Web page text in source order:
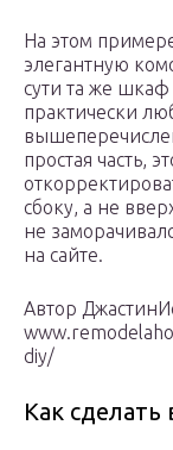
На этом
элегантную
сути та же шкаф
практически
простая часть,
сбоку, а не
не
на сайте.
Автор
diy/
Как